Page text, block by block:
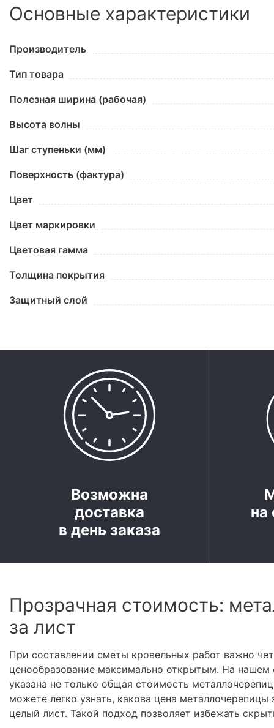
Основные характеристики
Производитель
Тип товара
Полезная ширина (рабочая)
Высота волны
Шаг ступеньки (мм)
Поверхность (фактура)
Цвет
Цвет маркировки
Цветовая гамма
Толщина покрытия
Защитный слой
Возможна
доставка
в день заказа
на
Прозрачная стоимость:
за лист
При составлении сметы кровельных работ важно
ценообразование максимально открытым. На
указана не только общая стоимость
можете легко узнать, какова цена
целый лист. Такой подход позволяет избежать